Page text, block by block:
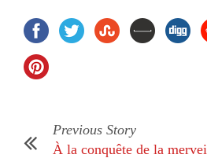
Previous Story
À la conquête de la